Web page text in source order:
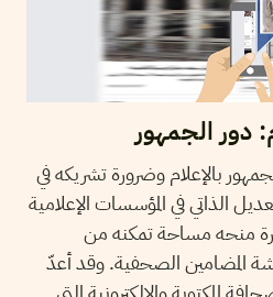
دور الجمهور
بالإعلام وضرورة تشريكه في
الذاتي في المؤسسات الإعلامية
منحه مساحة تمكنه من
المضامين الصحفية. وقد أعدّ